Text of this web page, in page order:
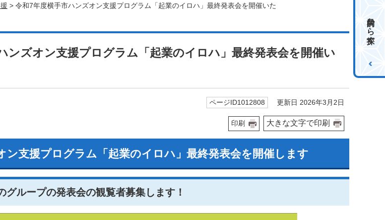
目的から探す
> 令和7年度横手市ハンズオン支援プログラム「起業のイロハ」最終発表会を開催いた
ンズオン支援プログラム「起業のイロハ」最終発表会を開催い
ページID1012808 更新日 2026年3月2日
印刷 大きな文字で印刷
ン支援プログラム「起業のイロハ」最終発表会を開催します
グループの発表会の観覧者募集します！